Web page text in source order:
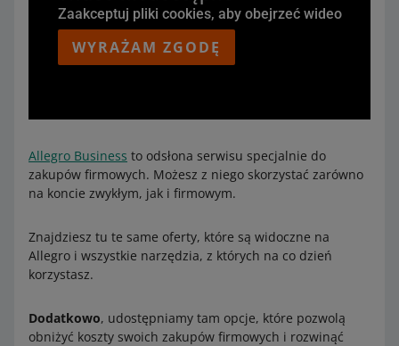
Zaakceptuj pliki cookies, aby obejrzeć wideo
WYRAŻAM ZGODĘ
Allegro Business to odsłona serwisu specjalnie do
zakupów firmowych. Możesz z niego skorzystać zarówno
na koncie zwykłym, jak i firmowym.
Znajdziesz tu te same oferty, które są widoczne na
Allegro i wszystkie narzędzia, z których na co dzień
korzystasz.
Dodatkowo, udostępniamy tam opcje, które pozwolą
obniżyć koszty swoich zakupów firmowych i rozwinąć